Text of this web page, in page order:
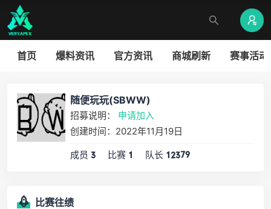
首页 爆料资讯 官方资讯 商城刷新 赛事活动
随便玩玩(SBWW)
招募说明： 申请加入
创建时间：2022年11月19日
成员 3 比赛 1 队长 12379
比赛往绩